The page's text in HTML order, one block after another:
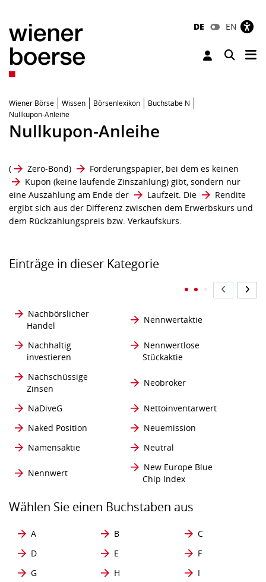
DE EN
Toggle
Wiener Börse Wissen Börsenlexikon
Buchstabe N
Nullkupon-Anleihe
Nullkupon-Anleihe
( Zero-Bond) Forderungspapier, bei dem es keinen
Kupon (keine laufende Zinszahlung) gibt, sondern nur
eine Auszahlung am Ende der
Laufzeit. Die
Rendite
ergibt sich aus der Differenz zwischen dem Erwerbskurs und
dem Rückzahlungspreis bzw. Verkaufskurs.
Einträge in dieser Kategorie
Nachbörslicher
Handel
Nennwertaktie
Nachhaltig
investieren
Nennwertlose
Stückaktie
Nachschüssige
Zinsen
Neobroker
NaDiveG
Nettoinventarwert
Naked Position
Neuemission
Namensaktie
Neutral
Nennwert
New Europe Blue
Chip Index
Wählen Sie einen Buchstaben aus
A B
C
D
E
F
G
H
I